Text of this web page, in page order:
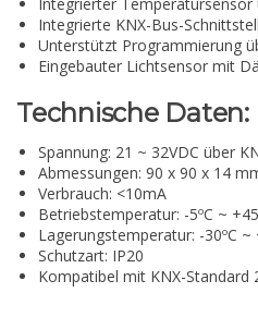
Integrierte KNX-Bus-
Unterstützt Programmierung
Eingebauter Lichtsensor mit
Technische Daten:
Spannung: 21 ~ 32VDC über
Abmessungen: 90 x 90 x 14
Verbrauch: <10mA
Betriebstemperatur: -5ºC ~
Lagerungstemperatur: -30ºC ~
Schutzart: IP20
Kompatibel mit KNX-Standard